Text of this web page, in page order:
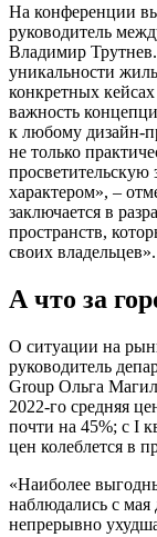
На конференции
руководитель
Владимир
уникальности
конкретных
важность
к любому дизайн-
не только
просветительскую
характером», –
заключается в
пространств,
своих владельцев».
А что за
О ситуации на
руководитель
Group Ольга
2022-го средняя
почти на 45%; с I
цен колеблется в
«Наиболее
наблюдались с мая
непрерывно